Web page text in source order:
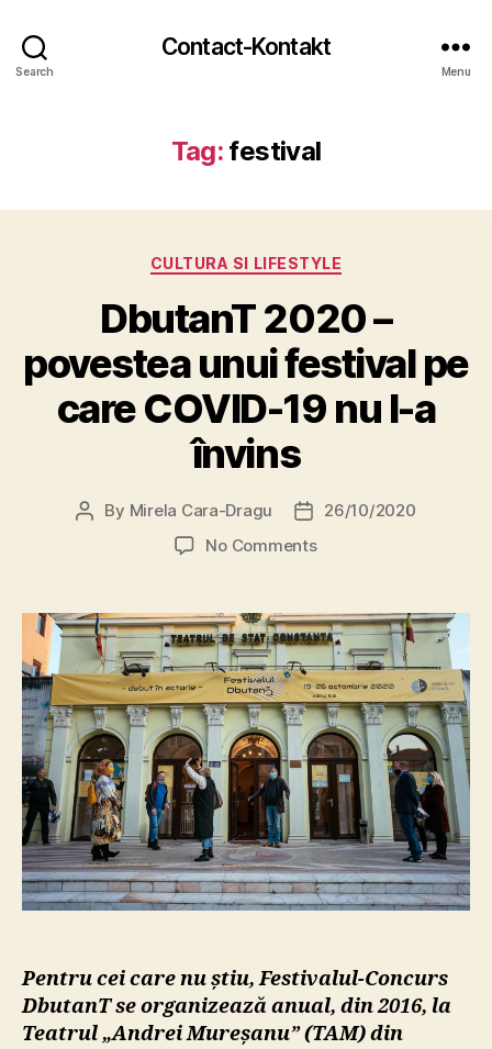
Search
Contact-Kontakt
Menu
Tag: festival
Categories
CULTURA SI LIFESTYLE
DbutanT 2020 –
povestea unui festival pe
care COVID-19 nu l-a
învins
Post
By Mirela Cara-Dragu
Post26/10/2020
No Commentson
–
povestea
unui
festival
pe
care
COVID-
19
nu
l-
a
învins
Pentru cei care nu știu, Festivalul-Concurs
DbutanT se organizează anual, din 2016, la
Teatrul „Andrei Mureșanu” (TAM) din